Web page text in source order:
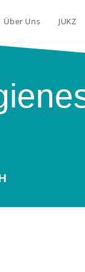
Über Uns JUKZ